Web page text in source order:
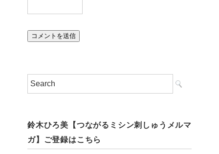
鈴木ひろ美【つながるミシン刺しゅうメルマ
ガ】ご登録はこちら